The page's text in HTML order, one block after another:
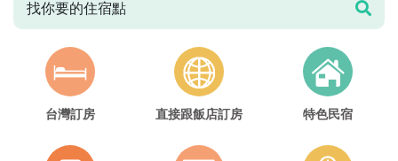
找你要的住宿點
台灣訂房 直接跟飯店訂房 特色民宿